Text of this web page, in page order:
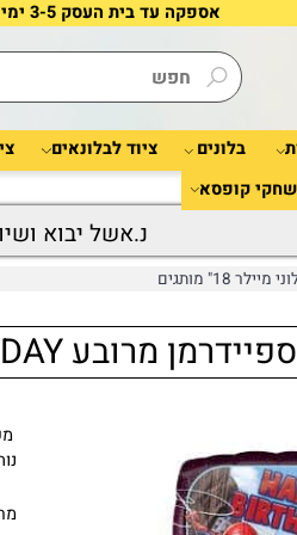
אספקה עד בית העסק 3-5 ימי עסקים | מינימום קנייה 40 ש"ח |
ציוד לבלונאים ציוד
נ.אשל יבוא
מק"ט: